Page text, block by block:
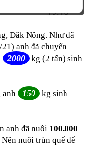
Đăk Nông. Như đã
anh đã chuyển
2000
kg (2 tấn) sinh
anh 150
kg sinh
anh đã nuôi 100.000
nuôi trùn quế để